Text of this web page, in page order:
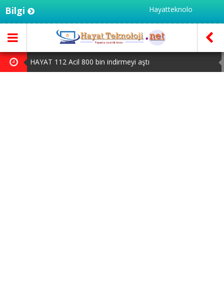
Bilgi Hayatteknoloji.net - Türkiye'nin teknoloji
HAYAT 112 Acil 800 bin indirmeyi aştı